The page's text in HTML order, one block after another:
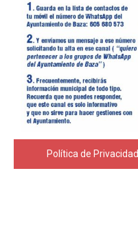
Política de Privacidad